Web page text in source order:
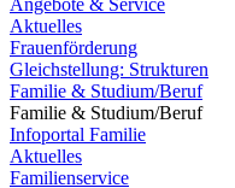
Angebote & Service
Aktuelles
Frauenförderung
Gleichstellung: Strukturen
Familie & Studium/Beruf
Familie & Studium/Beruf
Infoportal Familie
Aktuelles
Familienservice